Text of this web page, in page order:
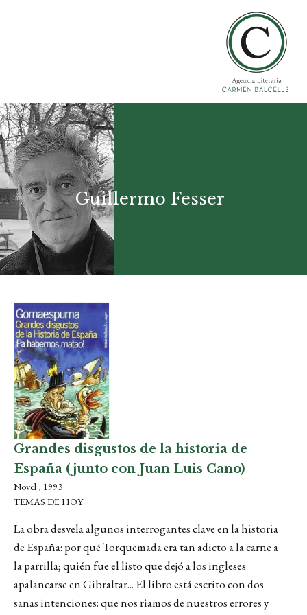
Guillermo Fesser
Grandes disgustos de la historia de
España (junto con Juan Luis Cano)
Novel , 1993
TEMAS DE HOY
La obra desvela algunos interrogantes clave en la historia
de España: por qué Torquemada era tan adicto a la carne a
la parrilla; quién fue el listo que dejó a los ingleses
apalancarse en Gibraltar... El libro está escrito con dos
sanas intenciones: que nos riamos de nuestros errores y